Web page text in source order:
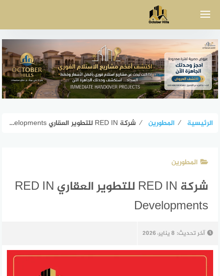
الرئيسية ⁄ المطورين ⁄ شركة RED IN للتطوير العقاري RED IN Developments
المطورين
شركة RED IN للتطوير العقاري RED IN
Developments
آخر تحديث: 8 يناير، 2026